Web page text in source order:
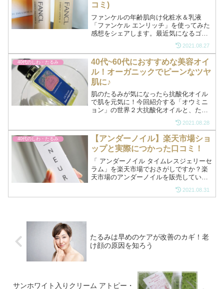
コミ)
ファンケルの年齢肌向け化粧水＆乳液
「ファンケル エンリッチ」を使ってみた
感想をシェアします。最近気になるゴル
ゴラインが少しでも薄くなればと思いつ
かいはじめたファンケルエンリッチ。ゴ
ルゴラインがなくなることはないけど、
肌がプリっとなってる感じ...
2021.08.27
40代のしわ・たるみ
40代~60代におすすめな美容オイ
ル！オーガニックでピーンなツヤ
肌に♪
肌のたるみが気になったら抗酸化オイル
で肌を元気に！今回紹介する「オウミニ
ョン」の世界２大抗酸化オイルと、たる
み＆むくみ解消するオイルが年齢肌をキ
ュッとひきしめ、魅力ある小顔へとみち
びきます。乾燥肌も一晩でふっくらスベ
スベ。口コミはこちら........
2021.08.28
40代のしわ・たるみ
【アンダーノイル】楽天市場ショ
ップと実際につかった口コミ！
「 アンダーノイル タイムレスジェリーセ
ラム」を楽天市場でおさがしですか？楽
天市場のアンダーノイルを販売している
は楽天市場ではドラッグストアなどのシ
2021.08.31
たるみは早めのケアが改善のカギ！老
け顔の原因を知ろう
サンホワイト入りクリーム アトピー・